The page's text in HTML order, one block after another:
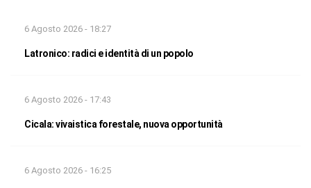
6 Agosto 2026 - 18:27
Latronico: radici e identità di un popolo
6 Agosto 2026 - 17:43
Cicala: vivaistica forestale, nuova opportunità
6 Agosto 2026 - 16:25